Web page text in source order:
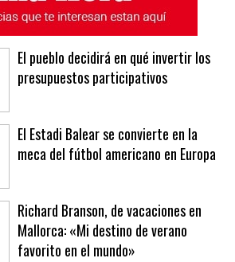
El pueblo decidirá en qué invertir los
presupuestos participativos
El Estadi Balear se convierte en la
meca del fútbol americano en Europa
Richard Branson, de vacaciones en
Mallorca: «Mi destino de verano
favorito en el mundo»